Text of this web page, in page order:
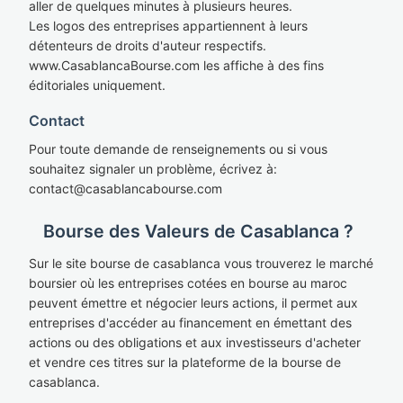
aller de quelques minutes à plusieurs heures.
Les logos des entreprises appartiennent à leurs
détenteurs de droits d'auteur respectifs.
www.CasablancaBourse.com les affiche à des fins
éditoriales uniquement.
Contact
Pour toute demande de renseignements ou si vous
souhaitez signaler un problème, écrivez à:
contact@casablancabourse.com
Bourse des Valeurs de Casablanca ?
Sur le site bourse de casablanca vous trouverez le marché
boursier où les entreprises cotées en bourse au maroc
peuvent émettre et négocier leurs actions, il permet aux
entreprises d'accéder au financement en émettant des
actions ou des obligations et aux investisseurs d'acheter
et vendre ces titres sur la plateforme de la bourse de
casablanca.